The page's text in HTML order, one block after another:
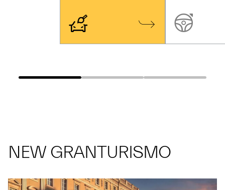
NEW GRANTURISMO